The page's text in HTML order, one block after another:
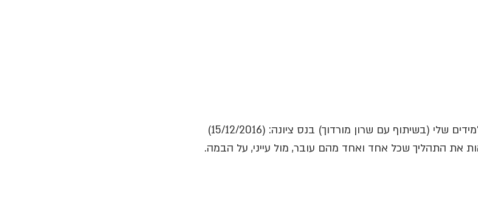
שלי (בשיתוף עם שרון מורדוך) בנס ציונה: (15/12/2016)
את התהליך שכל אחד ואחד מהם עובר, מול עייני, על הבמה.